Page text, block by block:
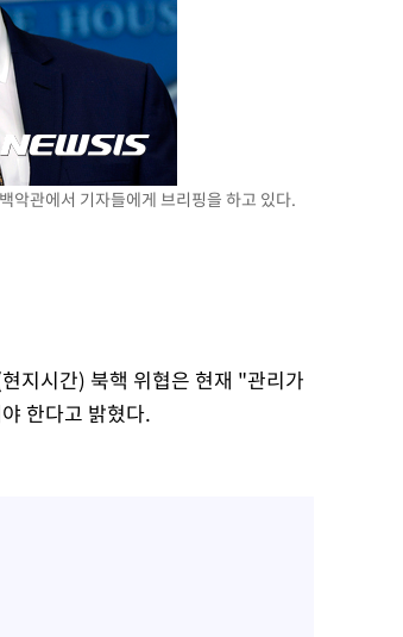
악관에서 기자들에게 브리핑을 하고 있다.
지시간) 북핵 위협은 현재 "관리가
한다고 밝혔다.